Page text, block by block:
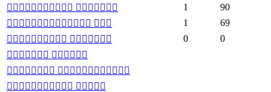
 
1
90
 
1
69
 
0
0
 
 
 